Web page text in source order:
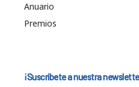
Anuario
Premios
¡Suscríbete a nuestra